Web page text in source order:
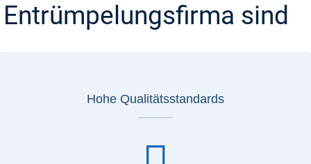
Entrümpelungsfirma sind
Hohe Qualitätsstandards